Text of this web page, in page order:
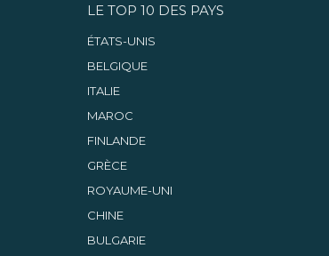
LE TOP 10 DES PAYS
ÉTATS-UNIS
BELGIQUE
ITALIE
MAROC
FINLANDE
GRÈCE
ROYAUME-UNI
CHINE
BULGARIE